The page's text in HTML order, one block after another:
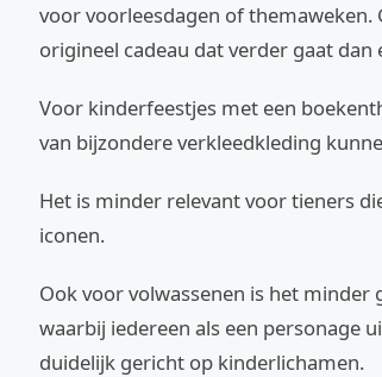
voor voorleesdagen of
origineel cadeau dat verder gaat dan
Voor kinderfeestjes met een
van bijzondere verkleedkleding
Het is minder relevant voor tieners
iconen.
Ook voor volwassenen is het minder
waarbij iedereen als een personage
duidelijk gericht op kinderlichamen.